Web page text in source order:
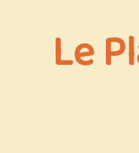
Le